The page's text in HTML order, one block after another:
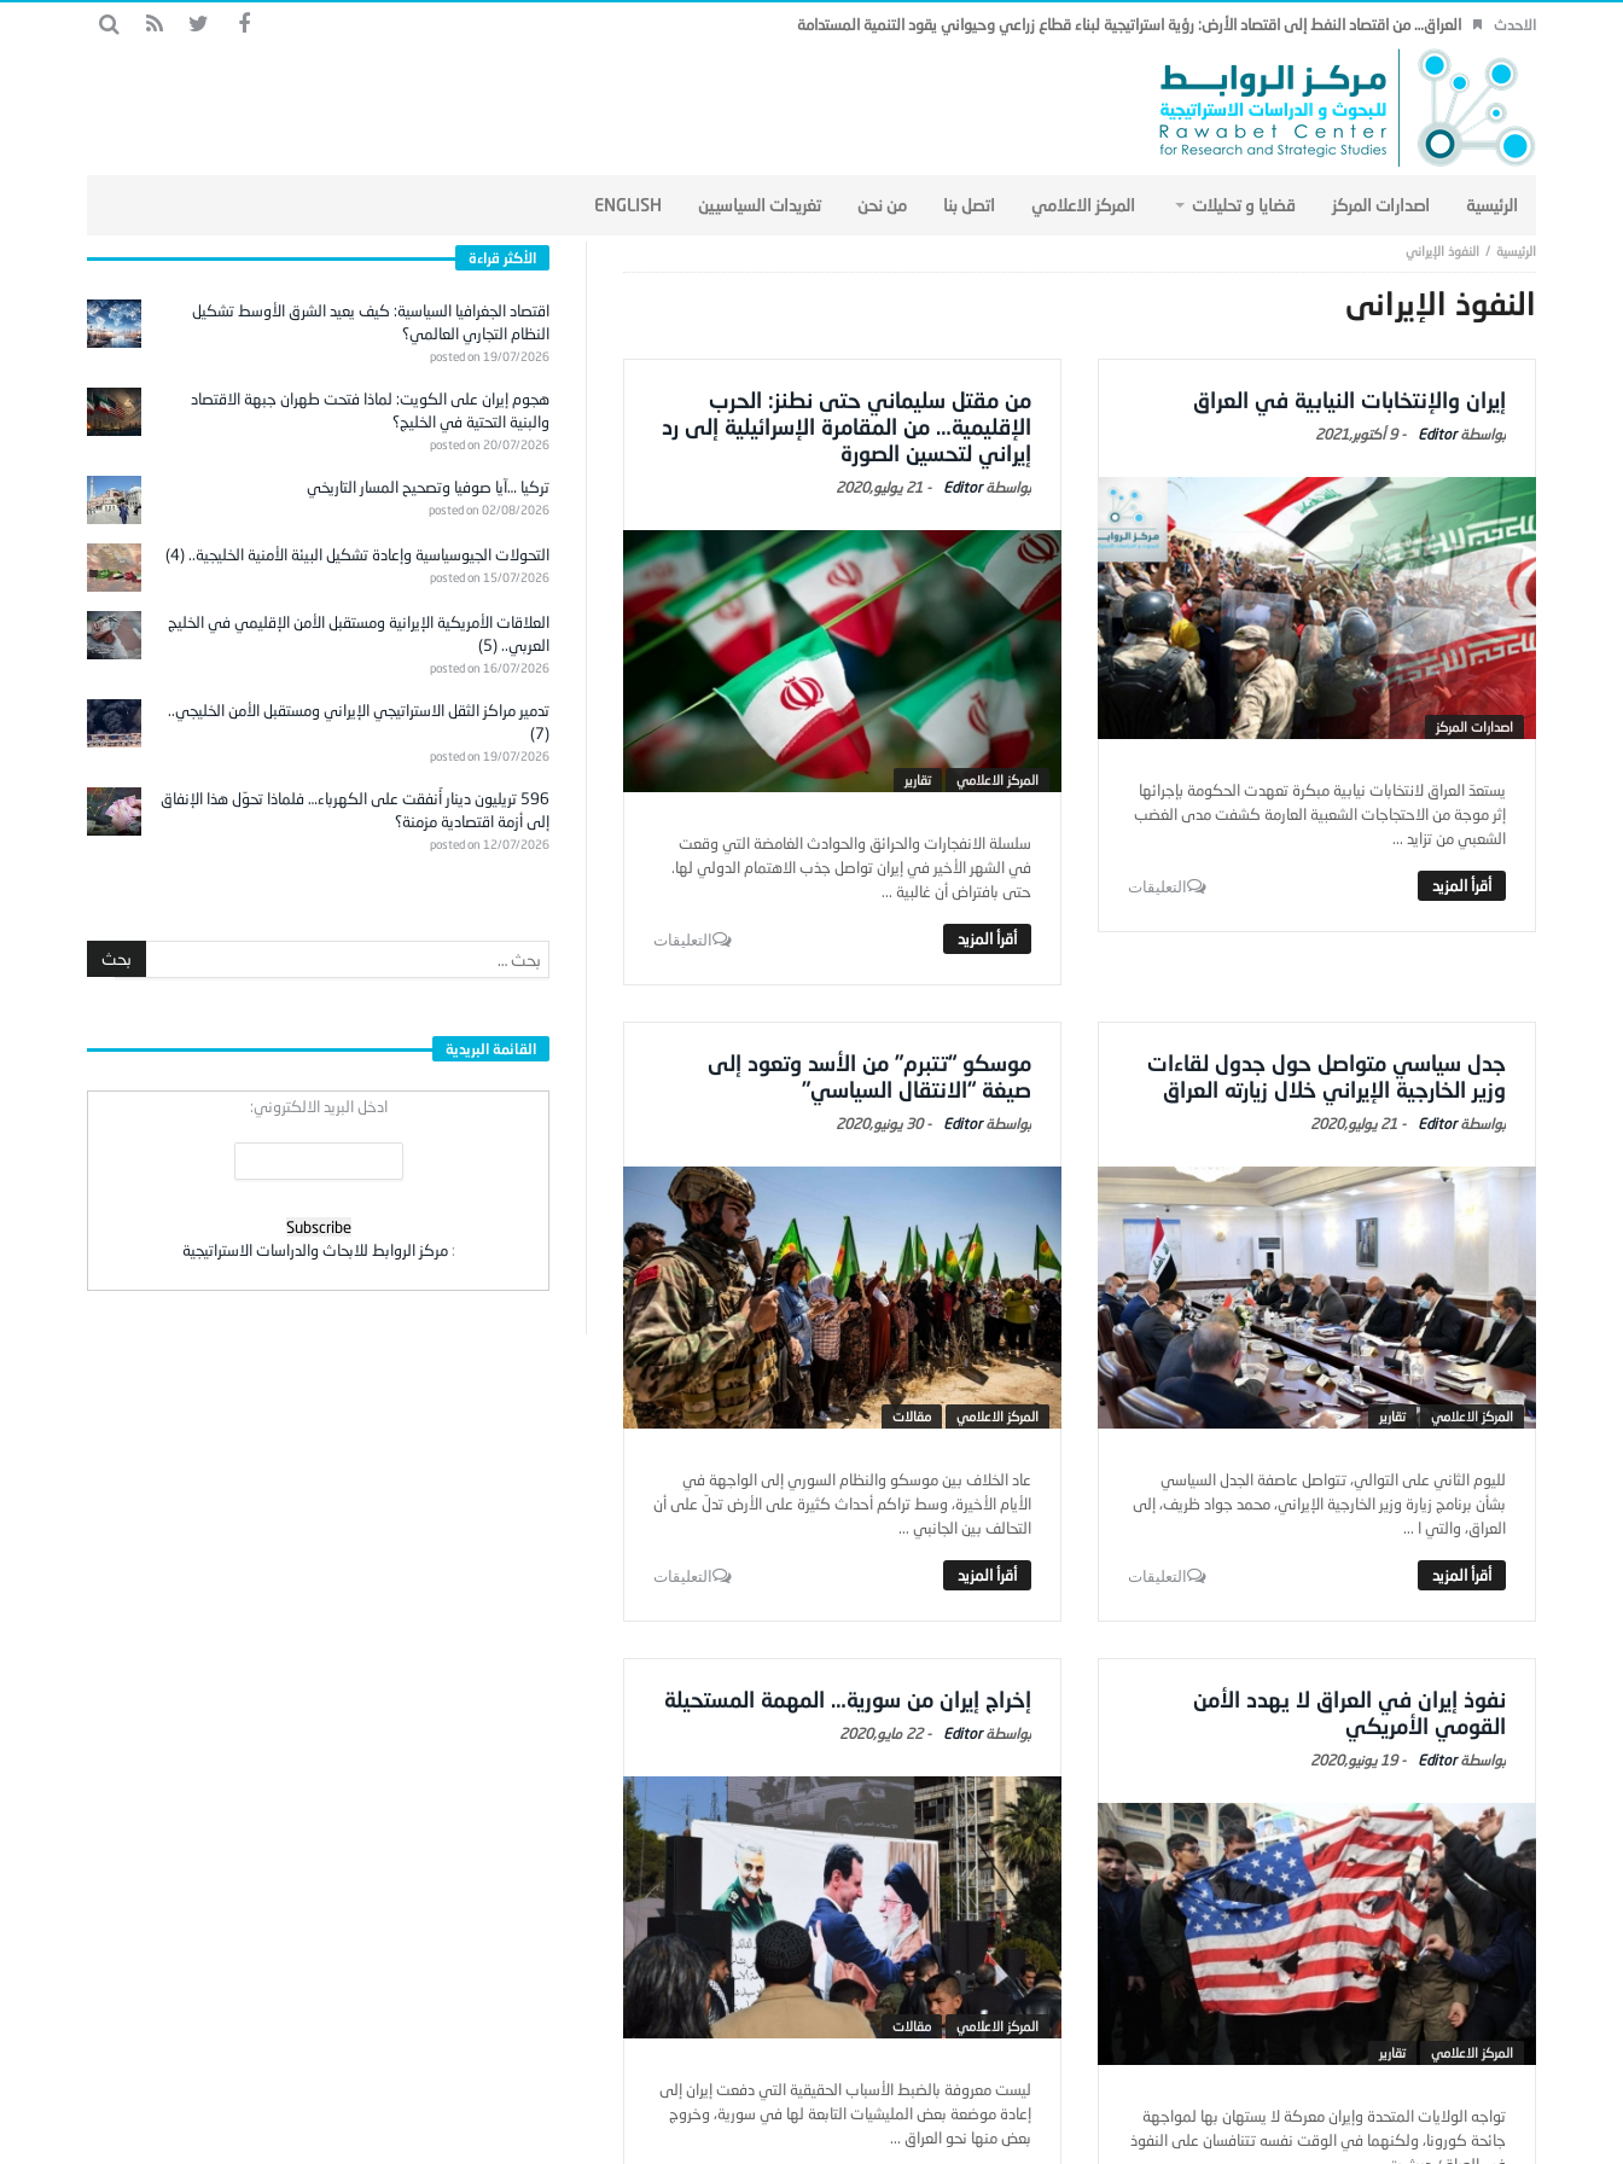
الاحدث العراق… من اقتصاد النفط إلى اقتصاد الأرض: رؤية استراتيجية لبناء قطاع زراعي وحيواني يقود التنمية المستدامة
الرئيسية اصدارات المركز قضايا و تحليلات المركز الاعلامي اتصل بنا من نحن تغريدات السياسيين ENGLISH
النفوذ الإيراني
النفوذ الإيراني
إيران والإنتخابات النيابية في العراق
Editor
-9 أكتوبر,2021
اصدارات المركز
يستعدّ العراق لانتخابات نيابية مبكرة تعهدت الحكومة بإجرائها
إثر موجة من الاحتجاجات الشعبية العارمة كشفت مدى الغضب
الشعبي من تزايد ...
التعليقات
من مقتل سليماني حتى نطنز: الحرب
الإقليمية… من المقامرة الإسرائيلية إلى رد
إيراني لتحسين الصورة
Editor
- 21 يوليو,2020
المركز الاعلامي تقارير
سلسلة الانفجارات والحرائق والحوادث الغامضة التي وقعت
في الشهر الأخير في إيران تواصل جذب الاهتمام الدولي لها.
حتى بافتراض أن غالبية ...
التعليقات
جدل سياسي متواصل حول جدول لقاءات
وزير الخارجية الإيراني خلال زيارته العراق
Editor
- 21 يوليو,2020
المركز الاعلامي تقارير
لليوم الثاني على التوالي، تتواصل عاصفة الجدل السياسي
بشأن برنامج زيارة وزير الخارجية الإيراني، محمد جواد ظريف، إلى
العراق، والتي ا ...
التعليقات
موسكو “تتبرم” من الأسد وتعود إلى
صيغة “الانتقال السياسي”
Editor
-30 يونيو,2020
المركز الاعلامي مقالات
عاد الخلاف بين موسكو والنظام السوري إلى الواجهة في
الأيام الأخيرة، وسط تراكم أحداث كثيرة على الأرض تدلّ على أن
التحالف بين الجانبي ...
التعليقات
نفوذ إيران في العراق لا يهدد الأمن
القومي الأمريكي
Editor
-19 يونيو,2020
المركز الاعلامي تقارير
تواجه الولايات المتحدة وإيران معركة لا يستهان بها لمواجهة
جائحة كورونا، ولكنهما في الوقت نفسه تتنافسان على النفوذ
إخراج إيران من سورية… المهمة المستحيلة
Editor
-22 مايو,2020
المركز الاعلامي مقالات
ليست معروفة بالضبط الأسباب الحقيقية التي دفعت إيران إلى
إعادة موضعة بعض المليشيات التابعة لها في سورية، وخروج
بعض منها نحو العراق ...
الأكثر قراءة
اقتصاد الجغرافيا السياسية: كيف يعيد الشرق الأوسط تشكيل
النظام التجاري العالمي؟
posted on 19/07/2026
هجوم إيران على الكويت: لماذا فتحت طهران جبهة الاقتصاد
والبنية التحتية في الخليج؟
posted on 20/07/2026
تركيا …آيا صوفيا وتصحيح المسار التاريخي
posted on 02/08/2026
التحولات الجيوسياسية وإعادة تشكيل البيئة الأمنية الخليجية.. (4)
posted on 15/07/2026
العلاقات الأمريكية الإيرانية ومستقبل الأمن الإقليمي في الخليج
العربي.. (5)
posted on 16/07/2026
تدمير مراكز الثقل الاستراتيجي الإيراني ومستقبل الأمن الخليجي..
(7)
posted on 19/07/2026
596 تريليون دينار أُنفقت على الكهرباء… فلماذا تحوّل هذا الإنفاق
إلى أزمة اقتصادية مزمنة؟
posted on 12/07/2026
القائمة البريدية
ادخل البريد الالكتروني:
:مركز الروابط للابحاث والدراسات الاستراتيجية